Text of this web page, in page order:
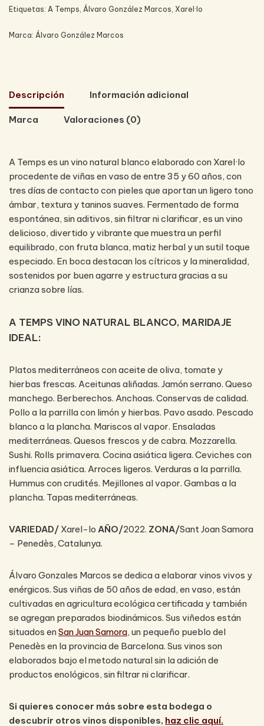
Etiquetas: A Temps Álvaro González Marcos Xarel·lo
Marca: Álvaro González Marcos
Descripción Información adicional
Marca Valoraciones (0)
A Temps es un vino natural blanco elaborado con Xarel·lo
procedente de viñas en vaso de entre 35 y 60 años, con
tres días de contacto con pieles que aportan un ligero tono
ámbar, textura y taninos suaves. Fermentado de forma
espontánea, sin aditivos, sin filtrar ni clarificar, es un vino
delicioso, divertido y vibrante que muestra un perfil
equilibrado, con fruta blanca, matiz herbal y un sutil toque
especiado. En boca destacan los cítricos y la mineralidad,
sostenidos por buen agarre y estructura gracias a su
crianza sobre lías.
A TEMPS VINO NATURAL BLANCO, MARIDAJE
IDEAL:
Platos mediterráneos con aceite de oliva, tomate y
hierbas frescas. Aceitunas aliñadas. Jamón serrano. Queso
manchego. Berberechos. Anchoas. Conservas de calidad.
Pollo a la parrilla con limón y hierbas. Pavo asado. Pescado
blanco a la plancha. Mariscos al vapor. Ensaladas
mediterráneas. Quesos frescos y de cabra. Mozzarella.
Sushi. Rolls primavera. Cocina asiática ligera. Ceviches con
influencia asiática. Arroces ligeros. Verduras a la parrilla.
Hummus con crudités. Mejillones al vapor. Gambas a la
plancha. Tapas mediterráneas.
VARIEDAD/ Xarel-lo AÑO/2022. ZONA/Sant Joan Samora
– Penedès, Catalunya.
Álvaro Gonzales Marcos se dedica a elaborar vinos vivos y
enérgicos. Sus viñas de 50 años de edad, en vaso, están
cultivadas en agricultura ecológica certificada y también
se agregan preparados biodinámicos. Sus viñedos están
situados enSan Juan Samora, un pequeño pueblo del
Penedès en la provincia de Barcelona. Sus vinos son
elaborados bajo el metodo natural sin la adición de
productos enológicos, sin filtrar ni clarificar.
Si quieres conocer más sobre esta bodega o
descubrir otros vinos disponibles, haz clic aquí.